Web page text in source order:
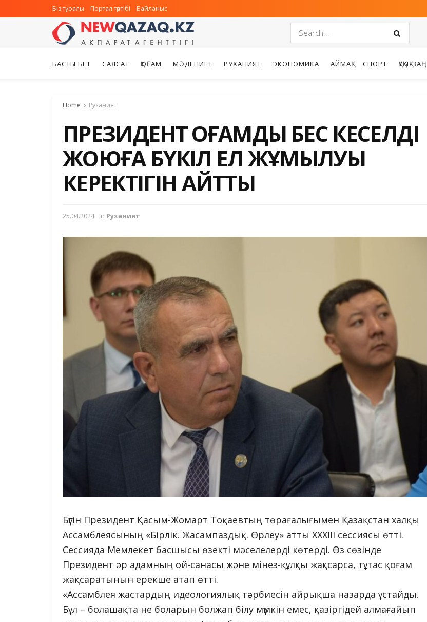
Біз туралы Портал тәртібі Байланыс
БАСТЫ БЕТ САЯСАТ ҚОҒАМ МӘДЕНИЕТ РУХАНИЯТ ЭКОНОМИКА АЙМАҚ СПОРТ ҚҰҚЫҚ-ЗАҢ
Home Руханият
ПРЕЗИДЕНТ ҚОҒАМДЫҚ БЕС КЕСЕЛДІ
ЖОЮҒА БҮКІЛ ЕЛ ЖҰМЫЛУЫ
КЕРЕКТІГІН АЙТТЫ
25.04.2024 in Руханият
Бүгін Президент Қасым-Жомарт Тоқаевтың төрағалығымен Қазақстан халқы
Ассамблеясының «Бірлік. Жасампаздық. Өрлеу» атты ХХХІІІ сессиясы өтті.
Сессияда Мемлекет басшысы өзекті мәселелерді көтерді. Өз сөзінде
Президент әр адамның ой-санасы және мінез-құлқы жақсарса, тұтас қоғам
жақсаратынын ерекше атап өтті.
«Ассамблея жастардың идеологиялық тәрбиесін айрықша назарда ұстайды.
Бұл – болашақта не боларын болжап білу мүмкін емес, қазіргідей алмағайып